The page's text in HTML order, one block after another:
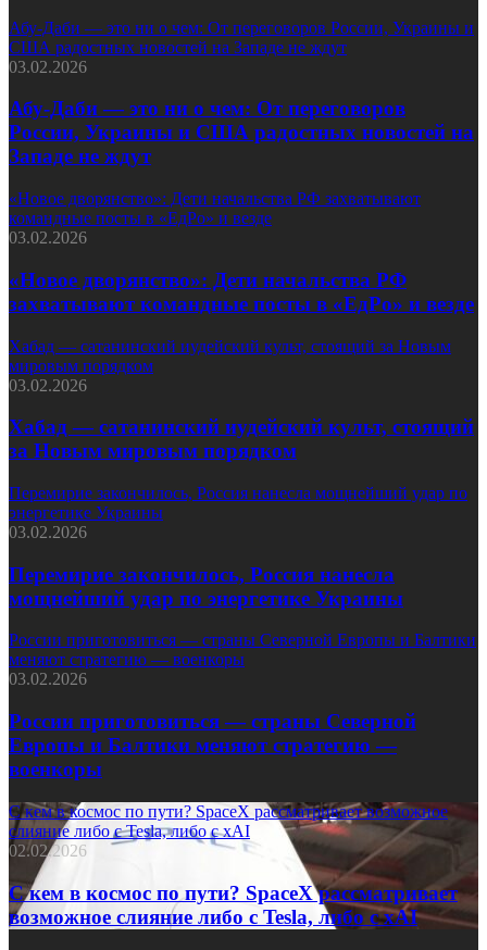
Абу-Даби — это ни о чем: От переговоров России, Украины и
США радостных новостей на Западе не ждут
03.02.2026
Абу-Даби — это ни о чем: От переговоров
России, Украины и США радостных новостей на
Западе не ждут
«Новое дворянство»: Дети начальства РФ захватывают
командные посты в «ЕдРо» и везде
03.02.2026
«Новое дворянство»: Дети начальства РФ
захватывают командные посты в «ЕдРо» и везде
Хабад — сатанинский иудейский культ, стоящий за Новым
мировым порядком
03.02.2026
Хабад — сатанинский иудейский культ, стоящий
за Новым мировым порядком
Перемирие закончилось, Россия нанесла мощнейший удар по
энергетике Украины
03.02.2026
Перемирие закончилось, Россия нанесла
мощнейший удар по энергетике Украины
России приготовиться — страны Северной Европы и Балтики
меняют стратегию — военкоры
03.02.2026
России приготовиться — страны Северной
Европы и Балтики меняют стратегию —
военкоры
С кем в космос по пути? SpaceX рассматривает возможное
слияние либо с Tesla, либо с xAI
02.02.2026
С кем в космос по пути? SpaceX рассматривает
возможное слияние либо с Tesla, либо с xAI